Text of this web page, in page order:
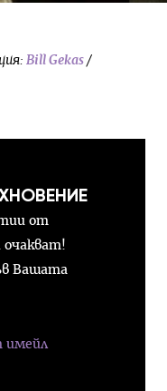
Bill Gekas /
от
очакват!
Вашата
имейл